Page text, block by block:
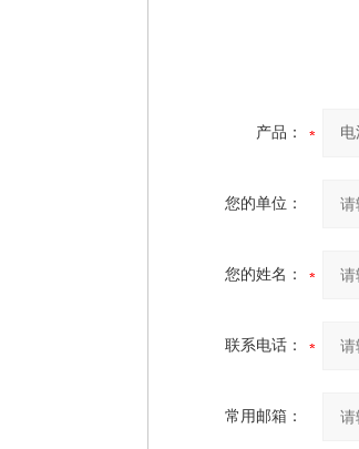
产品：
您的单位：
您的姓名：
联系电话：
常用邮箱：